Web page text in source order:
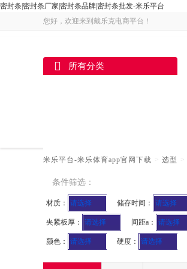
密封条|密封条厂家|密封条品牌|密封条批发-米乐平台
您好，欢迎来到戴乐克电商平台！
所有分类
米乐平台-米乐体育app官网下载 > 选型 >
条件筛选：
材质： 请选择 储存时间： 请选择
夹紧板厚： 请选择 间距a： 请选择
颜色： 请选择 硬度： 请选择